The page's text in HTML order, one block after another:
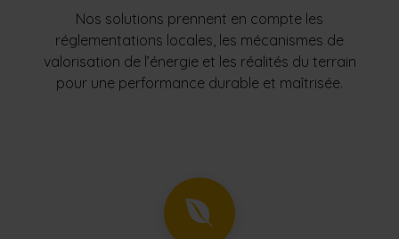
Nos solutions prennent en compte les
réglementations locales, les mécanismes de
valorisation de l’énergie et les réalités du terrain
pour une performance durable et maîtrisée.